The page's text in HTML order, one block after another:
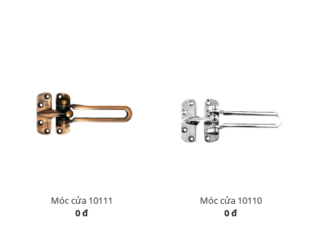
Móc cửa 10111
0 đ
Móc cửa 10110
0 đ